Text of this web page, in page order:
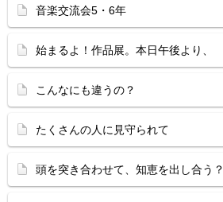
音楽交流会5・6年
始まるよ！作品展。本日午後より、
こんなにも違うの？
たくさんの人に見守られて
頭を突き合わせて、知恵を出し合う？